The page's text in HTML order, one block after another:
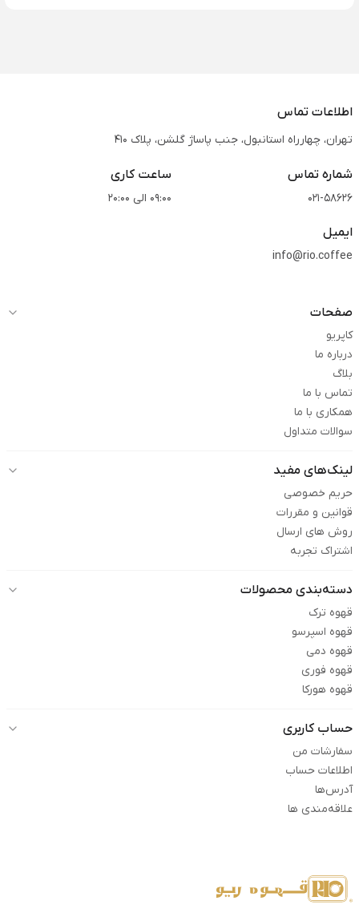
اطلاعات تماس
تهران، چهارراه استانبول، جنب پاساژ گلشن، پلاک 410
شماره تماس
021-58626
ساعت کاری
09:00 الی 20:00
ایمیل
info@rio.coffee
صفحات
کاپریو
درباره ما
بلاگ
تماس با ما
همکاری با ما
سوالات متداول
لینک‌های مفید
حریم خصوصی
قوانین و مقررات
روش های ارسال
اشتراک تجربه
دسته‌بندی محصولات
قهوه ترک
قهوه اسپرسو
قهوه دمی
قهوه فوری
قهوه هورکا
حساب کاربری
سفارشات من
اطلاعات حساب
آدرس‌ها
علاقه‌مندی ها